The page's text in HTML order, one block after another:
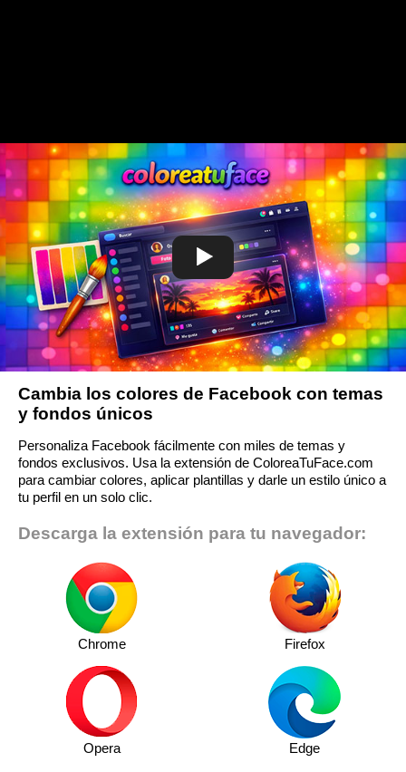
Cambia los colores de Facebook con temas
y fondos únicos
Personaliza Facebook fácilmente con miles de temas y
fondos exclusivos. Usa la extensión de ColoreaTuFace.com
para cambiar colores, aplicar plantillas y darle un estilo único a
tu perfil en un solo clic.
Descarga la extensión para tu navegador:
Chrome Firefox
Opera Edge